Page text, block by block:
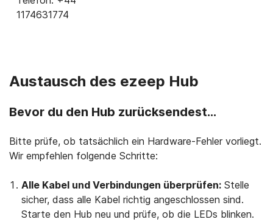
1174631774
Austausch des ezeep Hub
Bevor du den Hub zurücksendest...
Bitte prüfe, ob tatsächlich ein Hardware-Fehler vorliegt.
Wir empfehlen folgende Schritte:
Alle Kabel und Verbindungen überprüfen: Stelle
sicher, dass alle Kabel richtig angeschlossen sind.
Starte den Hub neu und prüfe, ob die LEDs blinken.